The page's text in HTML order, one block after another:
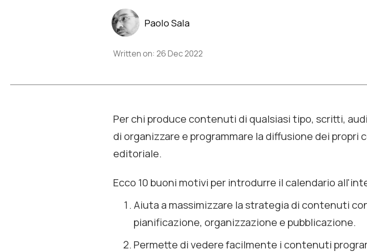
Paolo Sala
Written on: 26 Dec 2022
Per chi produce contenuti di qualsiasi tipo, scritti,
di organizzare e programmare la diffusione dei
editoriale.
Ecco 10 buoni motivi per introdurre il calendario
Aiuta a massimizzare la strategia di contenuti
pianificazione, organizzazione e pubblicazione.
Permette di vedere facilmente i contenuti